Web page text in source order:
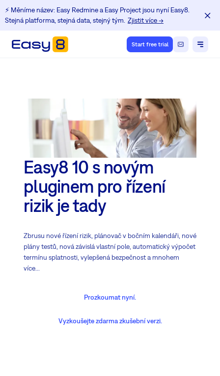
⚡️ Měníme název: Easy Redmine a Easy Project jsou nyní Easy8.
Stejná platforma, stejná data, stejný tým. Zjistit více →
Start free trial
Easy8 10 s novým
pluginem pro řízení
rizik je tady
Zbrusu nové řízení rizik, plánovač v bočním kalendáři, nové
plány testů, nová závislá vlastní pole, automatický výpočet
termínu splatnosti, vylepšená bezpečnost a mnohem
více...
Prozkoumat nyní.
Vyzkoušejte zdarma zkušební verzi.